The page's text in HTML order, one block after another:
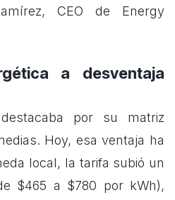
CEO de Energy
a desventaja
por su matriz
Hoy, esa ventaja ha
local, la tarifa subió un
$465 a $780 por kWh),